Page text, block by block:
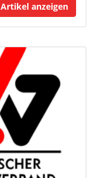
Artikel anzeigen